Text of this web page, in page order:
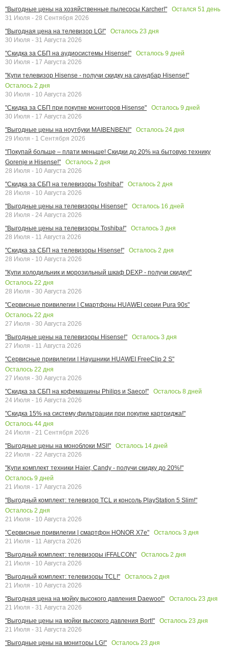
"Выгодные цены на хозяйственные пылесосы Karcher!"
Остался 51 день
31 Июля - 28 Сентября 2026
"Выгодная цена на телевизор LG!"
Осталось 23 дня
30 Июля - 31 Августа 2026
"Скидка за СБП на аудиосистемы Hisense!"
Осталось 9 дней
30 Июля - 17 Августа 2026
"Купи телевизор Hisense - получи скидку на саундбар Hisense!"
Осталось 2 дня
30 Июля - 10 Августа 2026
"Скидка за СБП при покупке мониторов Hisense"
Осталось 9 дней
30 Июля - 17 Августа 2026
"Выгодные цены на ноутбуки MAIBENBEN!"
Осталось 24 дня
29 Июля - 1 Сентября 2026
"Покупай больше – плати меньше! Скидки до 20% на бытовую технику
Gorenje и Hisense!"
Осталось 2 дня
28 Июля - 10 Августа 2026
"Скидка за СБП на телевизоры Toshiba!"
Осталось 2 дня
28 Июля - 10 Августа 2026
"Выгодные цены на телевизоры Hisense!"
Осталось 16 дней
28 Июля - 24 Августа 2026
"Выгодные цены на телевизоры Toshiba!"
Осталось 3 дня
28 Июля - 11 Августа 2026
"Скидка за СБП на телевизоры Hisense!"
Осталось 2 дня
28 Июля - 10 Августа 2026
"Купи холодильник и морозильный шкаф DEXP - получи скидку!"
Осталось 22 дня
28 Июля - 30 Августа 2026
"Сервисные привилегии | Смартфоны HUAWEI серии Pura 90s"
Осталось 22 дня
27 Июля - 30 Августа 2026
"Выгодные цены на телевизоры Hisense!"
Осталось 3 дня
27 Июля - 11 Августа 2026
"Сервисные привилегии | Наушники HUAWEI FreeClip 2 S"
Осталось 22 дня
27 Июля - 30 Августа 2026
"Скидка за СБП на кофемашины Philips и Saeco!"
Осталось 8 дней
24 Июля - 16 Августа 2026
"Скидка 15% на систему фильтрации при покупке картриджа!"
Осталось 44 дня
24 Июля - 21 Сентября 2026
"Выгодные цены на моноблоки MSI!"
Осталось 14 дней
22 Июля - 22 Августа 2026
"Купи комплект техники Haier, Candy - получи скидку до 20%!"
Осталось 9 дней
21 Июля - 17 Августа 2026
"Выгодный комплект: телевизор TCL и консоль PlayStation 5 Slim!"
Осталось 2 дня
21 Июля - 10 Августа 2026
"Сервисные привилегии | смартфон HONOR X7e"
Осталось 3 дня
21 Июля - 11 Августа 2026
"Выгодный комплект: телевизоры iFFALCON"
Осталось 2 дня
21 Июля - 10 Августа 2026
"Выгодный комплект: телевизоры TCL!"
Осталось 2 дня
21 Июля - 10 Августа 2026
"Выгодная цена на мойку высокого давления Daewoo!"
Осталось 23 дня
21 Июля - 31 Августа 2026
"Выгодные цены на мойки высокого давления Bort!"
Осталось 23 дня
21 Июля - 31 Августа 2026
"Выгодные цены на мониторы LG!"
Осталось 23 дня